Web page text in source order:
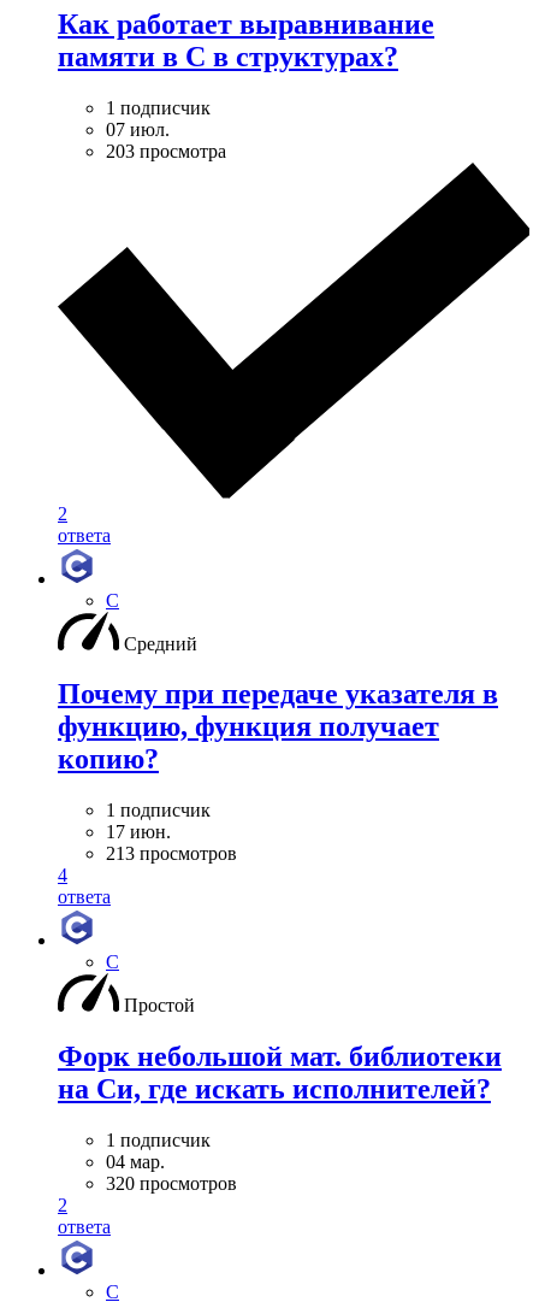
Как работает выравнивание
памяти в С в структурах?
1 подписчик
07 июл.
203 просмотра
2
ответа
C
Средний
Почему при передаче указателя в
функцию, функция получает
копию?
1 подписчик
17 июн.
213 просмотров
4
ответа
C
Простой
Форк небольшой мат. библиотеки
на Си, где искать исполнителей?
1 подписчик
04 мар.
320 просмотров
2
ответа
C